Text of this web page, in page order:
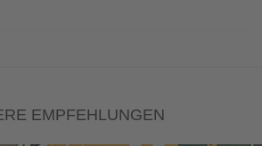
EMPFEHLUNGEN